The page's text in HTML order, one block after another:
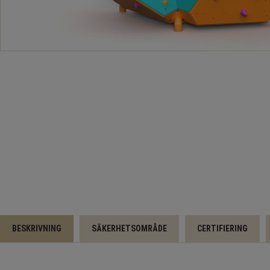
BESKRIVNING SÄKERHETSOMRÅDE CERTIFIERING